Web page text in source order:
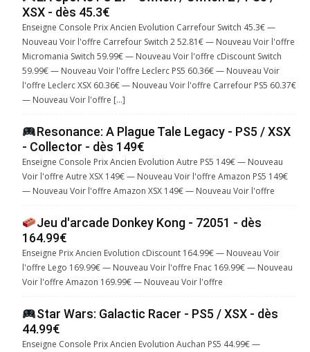
XSX - dès 45.3€
Enseigne Console Prix Ancien Evolution Carrefour Switch 45.3€ —
Nouveau Voir l'offre Carrefour Switch 2 52.81€ — Nouveau Voir l'offre
Micromania Switch 59.99€ — Nouveau Voir l'offre cDiscount Switch
59.99€ — Nouveau Voir l'offre Leclerc PS5 60.36€ — Nouveau Voir
l'offre Leclerc XSX 60.36€ — Nouveau Voir l'offre Carrefour PS5 60.37€
— Nouveau Voir l'offre […]
Resonance: A Plague Tale Legacy - PS5 / XSX
- Collector - dès 149€
Enseigne Console Prix Ancien Evolution Autre PS5 149€ — Nouveau
Voir l'offre Autre XSX 149€ — Nouveau Voir l'offre Amazon PS5 149€
— Nouveau Voir l'offre Amazon XSX 149€ — Nouveau Voir l'offre
Jeu d'arcade Donkey Kong - 72051 - dès
164.99€
Enseigne Prix Ancien Evolution cDiscount 164.99€ — Nouveau Voir
l'offre Lego 169.99€ — Nouveau Voir l'offre Fnac 169.99€ — Nouveau
Voir l'offre Amazon 169.99€ — Nouveau Voir l'offre
Star Wars: Galactic Racer - PS5 / XSX - dès
44.99€
Enseigne Console Prix Ancien Evolution Auchan PS5 44.99€ —